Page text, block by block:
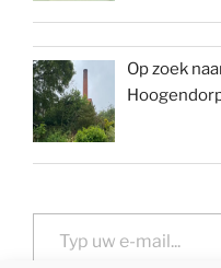
Op zoek
Typ uw e-mail...